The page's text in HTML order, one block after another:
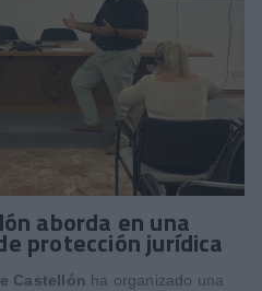
aborda en una
protección jurídica
Castellón ha organizado una